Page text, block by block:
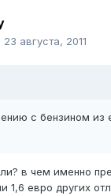
23 августа, 2011
с бензином из
в чем именно
1,6 евро других